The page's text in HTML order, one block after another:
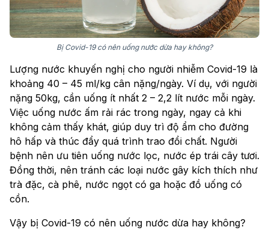
Bị Covid-19 có nên uống nước dừa hay không?
Lượng nước khuyến nghị cho người nhiễm Covid-19 là
khoảng 40 – 45 ml/kg cân nặng/ngày. Ví dụ, với người
nặng 50kg, cần uống ít nhất 2 – 2,2 lít nước mỗi ngày.
Việc uống nước ấm rải rác trong ngày, ngay cả khi
không cảm thấy khát, giúp duy trì độ ẩm cho đường
hô hấp và thúc đẩy quá trình trao đổi chất. Người
bệnh nên ưu tiên uống nước lọc, nước ép trái cây tươi.
Đồng thời, nên tránh các loại nước gây kích thích như
trà đặc, cà phê, nước ngọt có ga hoặc đồ uống có
cồn.
Vậy bị Covid-19 có nên uống nước dừa hay không?